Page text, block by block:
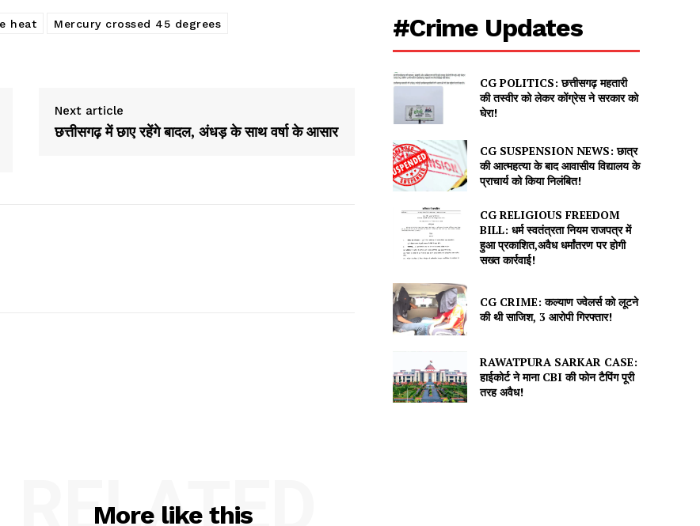
heat
Mercury crossed 45 degrees
Next article
छत्तीसगढ़ में छाए रहेंगे बादल, अंधड़ के साथ वर्षा के आसार
#Crime Updates
CG POLITICS: छत्तीसगढ़ महतारी
की तस्वीर को लेकर कोंग्रेस ने सरकार को
घेरा!
CG SUSPENSION NEWS: छात्र
की आत्महत्या के बाद आवासीय विद्यालय के
प्राचार्य को किया निलंबित!
CG RELIGIOUS FREEDOM
BILL: धर्म स्वतंत्रता नियम राजपत्र में
हुआ प्रकाशित,अवैध धर्मांतरण पर होगी
सख्त कार्रवाई!
CG CRIME: कल्याण ज्वेलर्स को लूटने
की थी साजिश, 3 आरोपी गिरफ्तार!
RAWATPURA SARKAR CASE:
हाईकोर्ट ने माना CBI की फोन टैपिंग पूरी
तरह अवैध!
More like this
RELATED